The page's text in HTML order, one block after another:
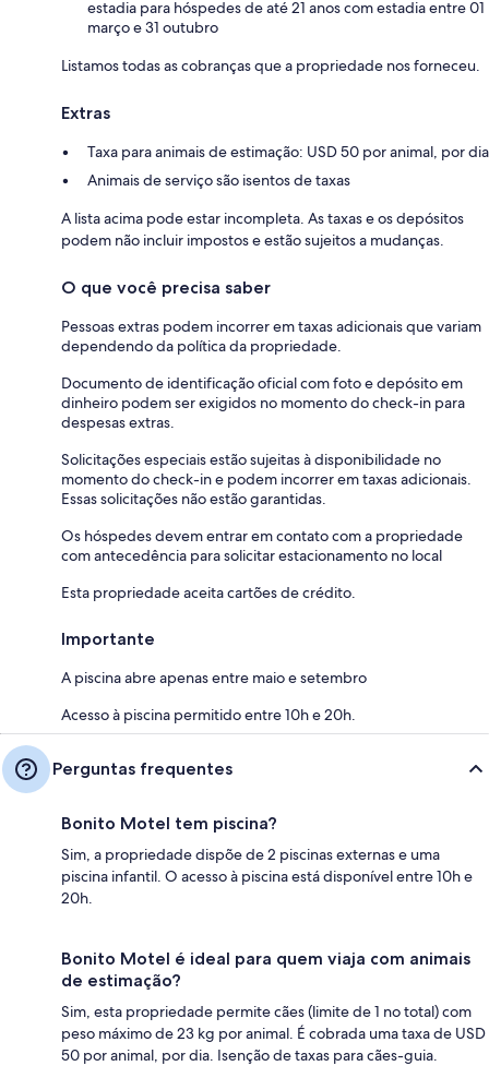
estadia para hóspedes de até 21 anos com estadia entre 01
março e 31 outubro
Listamos todas as cobranças que a propriedade nos forneceu.
Extras
Taxa para animais de estimação: USD 50 por animal, por dia
Animais de serviço são isentos de taxas
A lista acima pode estar incompleta. As taxas e os depósitos
podem não incluir impostos e estão sujeitos a mudanças.
O que você precisa saber
Pessoas extras podem incorrer em taxas adicionais que variam
dependendo da política da propriedade.
Documento de identificação oficial com foto e depósito em
dinheiro podem ser exigidos no momento do check-in para
despesas extras.
Solicitações especiais estão sujeitas à disponibilidade no
momento do check-in e podem incorrer em taxas adicionais.
Essas solicitações não estão garantidas.
Os hóspedes devem entrar em contato com a propriedade
com antecedência para solicitar estacionamento no local
Esta propriedade aceita cartões de crédito.
Importante
A piscina abre apenas entre maio e setembro
Acesso à piscina permitido entre 10h e 20h.
Perguntas frequentes
Bonito Motel tem piscina?
Sim, a propriedade dispõe de 2 piscinas externas e uma
piscina infantil. O acesso à piscina está disponível entre 10h e
20h.
Bonito Motel é ideal para quem viaja com animais
de estimação?
Sim, esta propriedade permite cães (limite de 1 no total) com
peso máximo de 23 kg por animal. É cobrada uma taxa de USD
50 por animal, por dia. Isenção de taxas para cães-guia.